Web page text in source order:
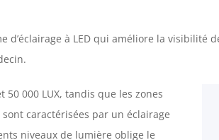
d’éclairage à LED qui améliore la
000 LUX, tandis que les zones
caractérisées par un éclairage
niveaux de lumière oblige le